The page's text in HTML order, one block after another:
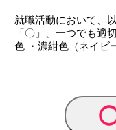
就職活動において、
「〇」、一つでも適
色 ・濃紺色（ネイビ